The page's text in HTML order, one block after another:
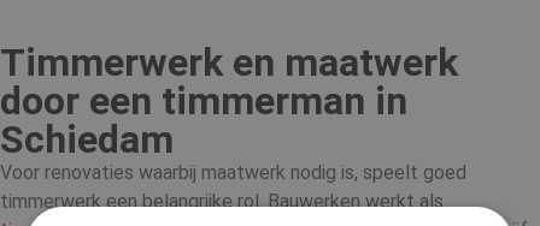
Timmerwerk en maatwerk
door een timmerman in
Schiedam
Voor renovaties waarbij maatwerk nodig is, speelt goed
timmerwerk een belangrijke rol. Bauwerken werkt als